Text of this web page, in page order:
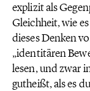
explizit als
Gleichheit, wie
dieses Denken
„identitären
lesen, und zwar
gutheißt, als es